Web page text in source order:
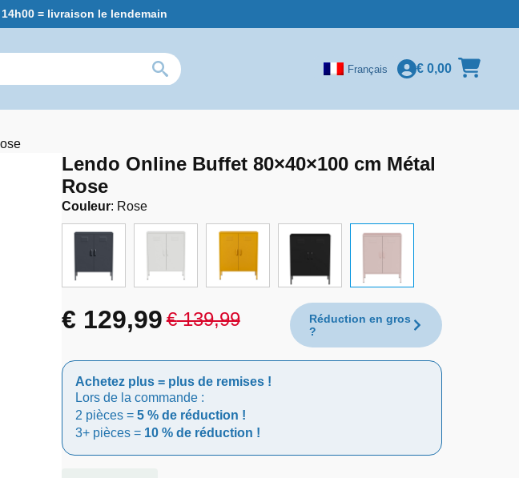
= livraison le lendemain
Français € 0,00
Lendo Online Buffet 80×40×100 cm Métal
Rose
Couleur: Rose
€139,99
Le
prix
initial
était :
€ 139,99.
€129,99
Le
prix
actuel
est :
€ 129,99.
Réduction en gros
?
Achetez plus = plus de remises !
Lors de la commande :
2 pièces = 5 % de réduction !
3+ pièces = 10 % de réduction !